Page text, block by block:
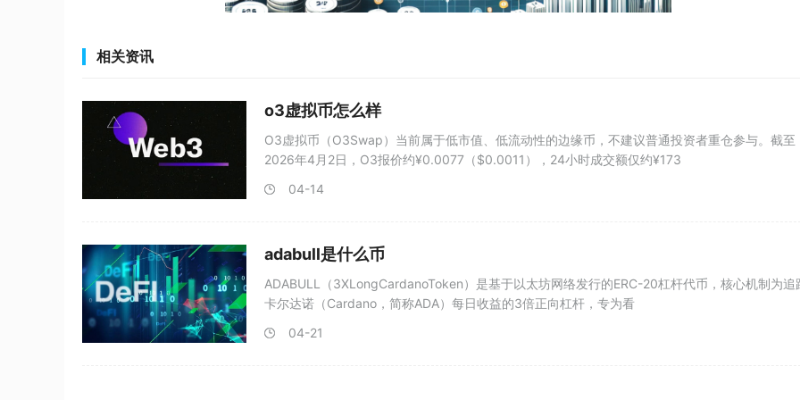
相关资讯
o3虚拟币怎么样
O3虚拟币（O3Swap）当前属于低市值、低流动性的边缘币，不建议普通投资者重仓参与。截至
2026年4月2日，O3报价约¥0.0077（$0.0011），24小时成交额仅约¥173
04-14
adabull是什么币
ADABULL（3XLongCardanoToken）是基于以太坊网络发行的ERC-20杠杆代币，核心机制为追
卡尔达诺（Cardano，简称ADA）每日收益的3倍正向杠杆，专为看
04-21